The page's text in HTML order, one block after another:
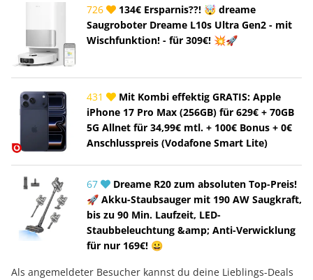
726
134€ Ersparnis??! 🤯 dreame
Saugroboter Dreame L10s Ultra Gen2 - mit
Wischfunktion! - für 309€! 💥🚀
431
Mit Kombi effektig GRATIS: Apple
iPhone 17 Pro Max (256GB) für 629€ + 70GB
5G Allnet für 34,99€ mtl. + 100€ Bonus + 0€
Anschlusspreis (Vodafone Smart Lite)
67
Dreame R20 zum absoluten Top-Preis!
🚀 Akku-Staubsauger mit 190 AW Saugkraft,
bis zu 90 Min. Laufzeit, LED-
Staubbeleuchtung &amp; Anti-Verwicklung
für nur 169€! 😀
Als angemeldeter Besucher kannst du deine Lieblings-Deals